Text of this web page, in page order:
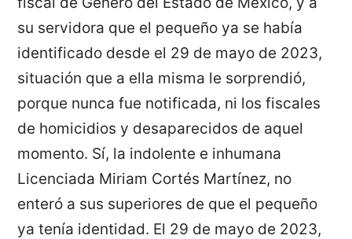
su servidora que el pequeño ya se había
identificado desde el 29 de mayo de 2023,
situación que a ella misma le sorprendió,
porque nunca fue notificada, ni los fiscales
de homicidios y desaparecidos de aquel
momento. Sí, la indolente e inhumana
Licenciada Miriam Cortés Martínez, no
enteró a sus superiores de que el pequeño
ya tenía identidad. El 29 de mayo de 2023,